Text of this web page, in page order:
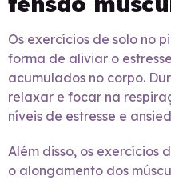
Os exercícios de solo no
forma de aliviar o
acumulados no corpo.
relaxar e focar na
níveis de estresse e
Além disso, os exercícios
o alongamento dos